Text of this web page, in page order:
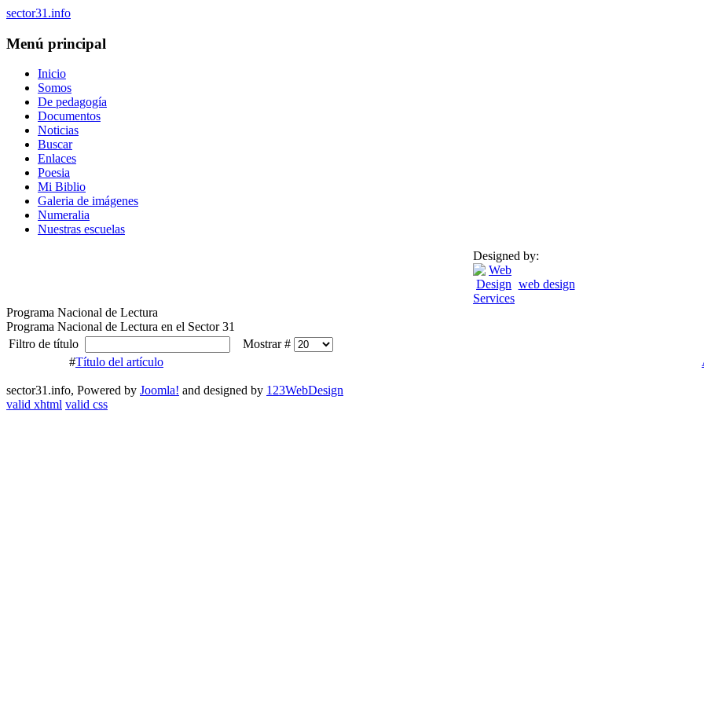
sector31.info
Menú principal
Inicio
Somos
De pedagogía
Documentos
Noticias
Buscar
Enlaces
Poesia
Mi Biblio
Galeria de imágenes
Numeralia
Nuestras escuelas
Designed by:
web design
Programa Nacional de Lectura
Programa Nacional de Lectura en el Sector 31
Filtro de título
Mostrar #
#Título del artículo
sector31.info, Powered by Joomla! and designed by 123WebDesign
valid xhtml valid css